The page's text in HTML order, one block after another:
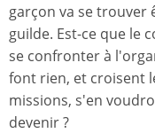
garçon va se trouver
guilde. Est-ce que le
se confronter à
font rien, et croisent
missions, s'en
devenir ?